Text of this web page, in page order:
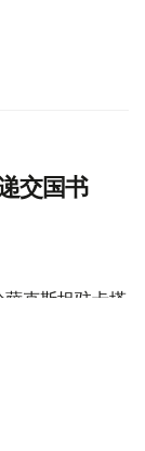
交国书
萨克斯坦驻卡塔